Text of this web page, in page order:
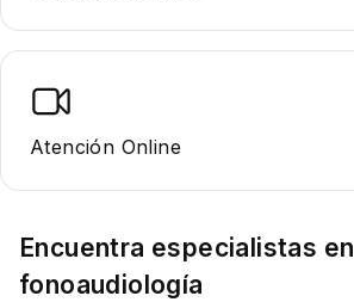
Atención Online
Encuentra especialistas en
fonoaudiología